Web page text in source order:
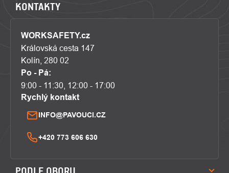
KONTAKTY
WORKSAFETY.cz
Královská cesta 147
Kolín, 280 02
Po - Pá:
9:00 - 11:30, 12:00 - 17:00
Rychlý kontakt
INFO@PAVOUCI.CZ
+420 773 606 630